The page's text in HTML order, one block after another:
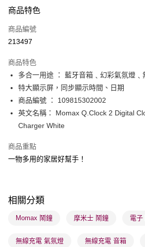
信用卡
Apple Pay
PayMe
WeChat Pay
BoC Pay
順豐自助櫃 - 確認發貨後1-3個工作天送達
每筆HK$65.00，滿HK$300.00或以上免運費
每筆HK$65.00，滿HK$300.00或以上免運費
確認發貨後1-3 工作天送達，訂單將隨機分
每筆HK$65.00，滿HK$300.00或以上免運費
商品特色
商品編號
213497
商品特色
多合一用途 ： 藍牙音箱﹑幻彩氣氛燈﹑
特大顯示屏，同步顯示時間、日期
商品編號 ： 109815302002
英文名稱： Momax Q.Clock 2 Digital
Charger White
商品重點
一物多用的家居好幫手！
相關分類
Momax 鬧鐘 摩米士 鬧鐘 電子
無線充電 氣氛燈 無線充電 音箱